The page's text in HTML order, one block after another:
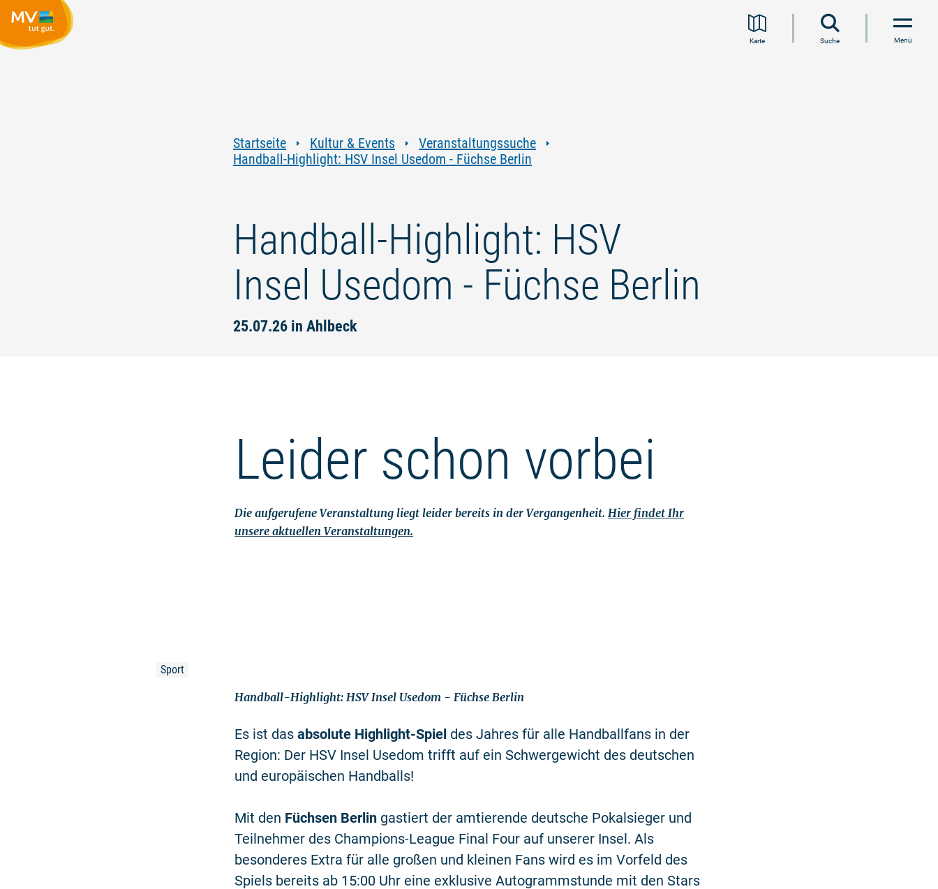
Karte Suche Menü
Startseite Kultur & Events
Veranstaltungssuche
Handball-Highlight: HSV Insel Usedom - Füchse Berlin
Handball-Highlight: HSV
Insel Usedom - Füchse Berlin
25.07.26 in Ahlbeck
Leider schon vorbei
Die aufgerufene Veranstaltung liegt leider bereits in der Vergangenheit. Hier findet Ihr
unsere aktuellen Veranstaltungen.
Sport
Handball-Highlight: HSV Insel Usedom - Füchse Berlin
Es ist das absolute Highlight-Spiel des Jahres für alle Handballfans in der
Region: Der HSV Insel Usedom trifft auf ein Schwergewicht des deutschen
und europäischen Handballs!
Mit den Füchsen Berlin gastiert der amtierende deutsche Pokalsieger und
Teilnehmer des Champions-League Final Four auf unserer Insel. Als
besonderes Extra für alle großen und kleinen Fans wird es im Vorfeld des
Spiels bereits ab 15:00 Uhr eine exklusive Autogrammstunde mit den Stars